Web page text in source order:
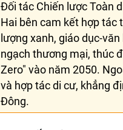
Đối tác Chiến lược Toàn
Hai bên cam kết hợp tác
lượng xanh, giáo dục-
ngạch thương mại, thúc
Zero" vào năm 2050.
và hợp tác di cư, khẳng
Đông.